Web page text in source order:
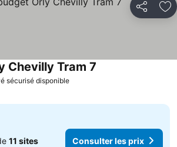
Partager
sécurisé disponible
Chevilly Tram 7
11 sites Consulter les prix